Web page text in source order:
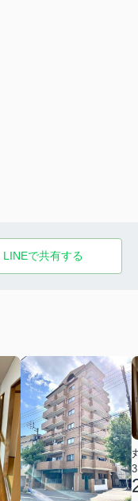
LINEで共有する